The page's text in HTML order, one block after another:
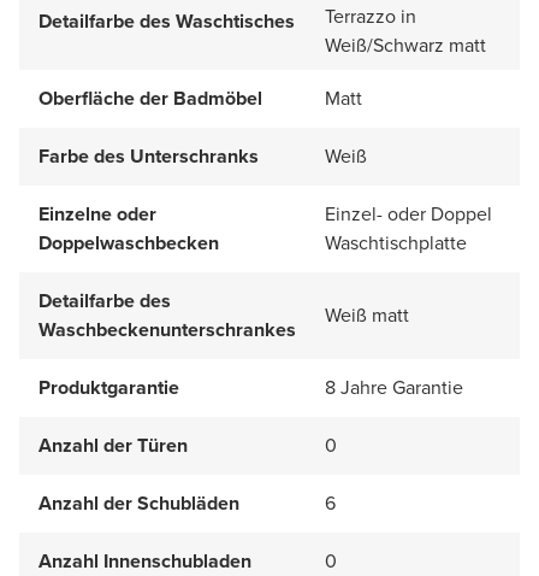
Detailfarbe des Waschtisches
Terrazzo in
Weiß/Schwarz matt
Oberfläche der Badmöbel
Matt
Farbe des Unterschranks Weiß
Einzelne oder
Doppelwaschbecken
Einzel- oder Doppel
Waschtischplatte
Detailfarbe des
Waschbeckenunterschrankes
Weiß matt
Produktgarantie 8 Jahre Garantie
Anzahl der Türen 0
Anzahl der Schubläden 6
Anzahl Innenschubladen 0